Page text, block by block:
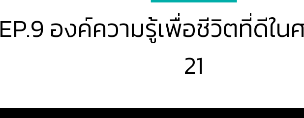
EP.9 องค์ความรู้เพื่อชีวิตที่ดีใน
21